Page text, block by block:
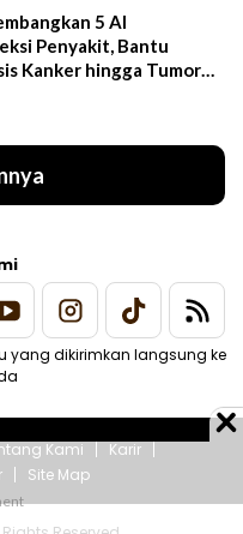
5 AI
Penyakit, Bantu
Kanker hingga Tumor
Cepat
yang dikirimkan langsung ke
Kami
Karir
Site Map